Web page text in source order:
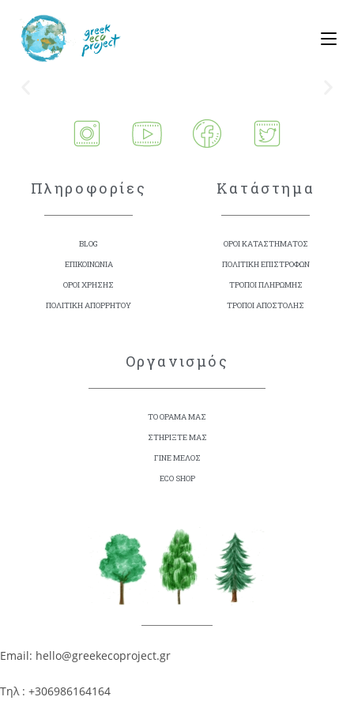
Πληροφορίες
BLOG
ΕΠΙΚΟΙΝΩΝΙΑ
ΟΡΟΙ ΧΡΗΣΗΣ
ΠΟΛΙΤΙΚΗ ΑΠΟΡΡΗΤΟΥ
Κατάστημα
ΟΡΟΙ ΚΑΤΑΣΤΗΜΑΤΟΣ
ΠΟΛΙΤΙΚΗ ΕΠΙΣΤΡΟΦΩΝ
ΤΡΟΠΟΙ ΠΛΗΡΩΜΗΣ
ΤΡΟΠΟΙ ΑΠΟΣΤΟΛΗΣ
Οργανισμός
ΤΟ ΟΡΑΜΑ ΜΑΣ
ΣΤΗΡΙΞΤΕ ΜΑΣ
ΓΙΝΕ ΜΕΛΟΣ
ECO SHOP
Email: hello@greekecoproject.gr
Τηλ : +306986164164